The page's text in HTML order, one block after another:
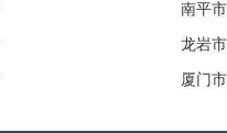
南平
龙岩
厦门